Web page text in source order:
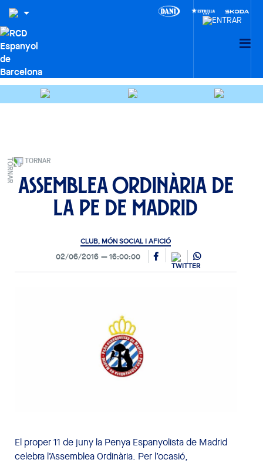
TORNAR
Assemblea Ordinària de
la PE de Madrid
CLUB, MÓN SOCIAL I AFICIÓ
02/06/2016 16:00:00
El proper 11 de juny la Penya Espanyolista de Madrid
celebra l’Assemblea Ordinària. Per l’ocasió,